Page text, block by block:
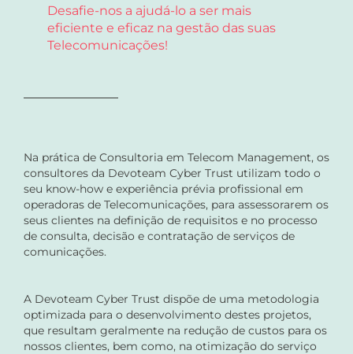
Desafie-nos a ajudá-lo a ser mais
eficiente e eficaz na gestão das suas
Telecomunicações!
Na prática de Consultoria em Telecom Management, os
consultores da Devoteam Cyber Trust utilizam todo o
seu know-how e experiência prévia profissional em
operadoras de Telecomunicações, para assessorarem os
seus clientes na definição de requisitos e no processo
de consulta, decisão e contratação de serviços de
comunicações.
A Devoteam Cyber Trust dispõe de uma metodologia
optimizada para o desenvolvimento destes projetos,
que resultam geralmente na redução de custos para os
nossos clientes, bem como, na otimização do serviço